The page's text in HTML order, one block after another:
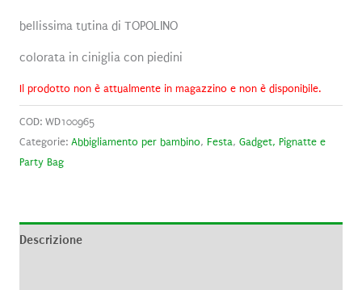
bellissima tutina di TOPOLINO
colorata in ciniglia con piedini
Il prodotto non è attualmente in magazzino e non è disponibile.
COD: WD100965
Categorie: Abbigliamento per bambino, Festa, Gadget, Pignatte e
Party Bag
Descrizione